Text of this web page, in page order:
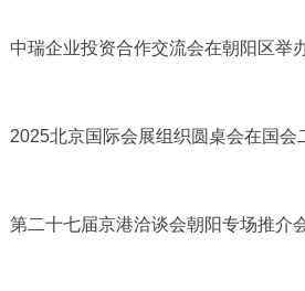
中瑞企业投资合作交流会在朝阳区举
2025北京国际会展组织圆桌会在国会